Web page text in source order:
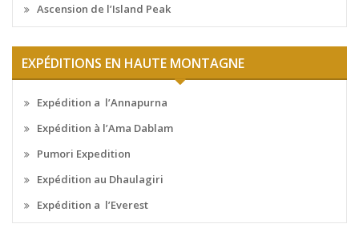
Ascension de l’Island Peak
EXPÉDITIONS EN HAUTE MONTAGNE
Expédition a l’Annapurna
Expédition à l’Ama Dablam
Pumori Expedition
Expédition au Dhaulagiri
Expédition a l’Everest